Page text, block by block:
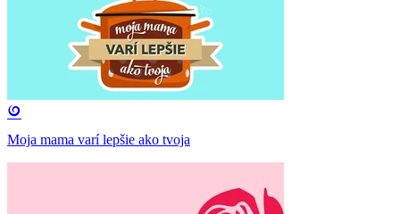
Moja mama varí lepšie ako tvoja